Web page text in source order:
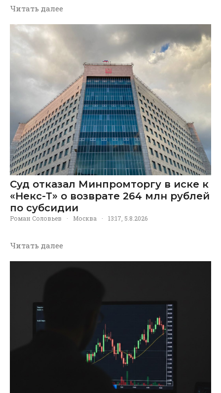
Читать далее
Суд отказал Минпромторгу в иске к
«Некс-Т» о возврате 264 млн рублей
по субсидии
Роман Соловьев · Москва · 13:17, 5.8.2026
Читать далее